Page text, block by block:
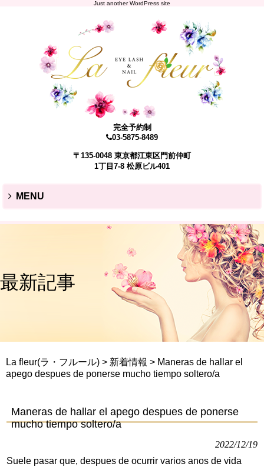
Just another WordPress site
完全予約制
03-5875-8489
〒135-0048 東京都江東区門前仲町
1丁目7-8 松原ビル401
MENU
最新記事
La fleur(ラ・フルール) > 新着情報 > Maneras de hallar el
apego despues de ponerse mucho tiempo soltero/a
Maneras de hallar el apego despues de ponerse
mucho tiempo soltero/a
2022/12/19
Suele pasar que, despues de ocurrir varios anos de vida